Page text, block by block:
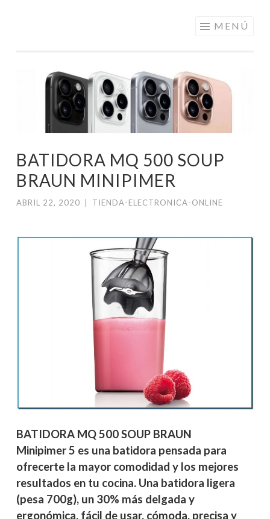
PRECIOS DE
ANDORRA
MENÚ
BATIDORA MQ 500 SOUP
BRAUN MINIPIMER
ABRIL 22, 2020 TIENDA-ELECTRONICA-ONLINE
BATIDORA MQ 500 SOUP BRAUN
Minipimer 5 es una batidora pensada para
ofrecerte la mayor comodidad y los mejores
resultados en tu cocina. Una batidora ligera
(pesa 700g), un 30% más delgada y
ergonómica, fácil de usar, cómoda, precisa y